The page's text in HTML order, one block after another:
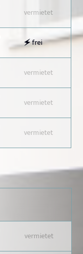
vermietet
🗲 frei
vermietet
vermietet
vermietet
vermietet